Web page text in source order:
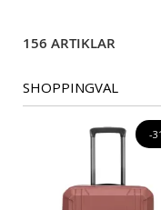
156 ARTIKLAR
SHOPPINGVAL
-